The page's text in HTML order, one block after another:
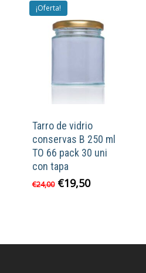
¡Oferta!
Tarro de vidrio
conservas B 250 ml
TO 66 pack 30 uni
con tapa
€24,00 El
€19,50El